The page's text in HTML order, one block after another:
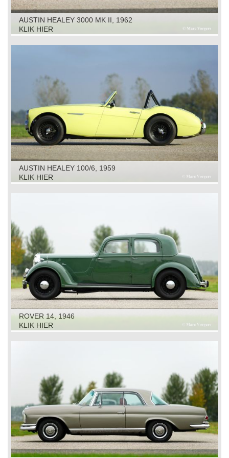
AUSTIN HEALEY 3000 MK II, 1962
KLIK HIER
AUSTIN HEALEY 100/6, 1959
KLIK HIER
ROVER 14, 1946
KLIK HIER